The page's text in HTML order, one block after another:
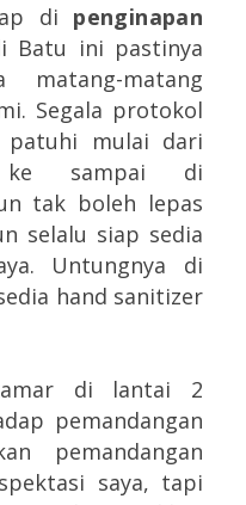
di penginapan
Batu ini pastinya
matang-matang
Segala protokol
patuhi mulai dari
ke sampai di
tak boleh lepas
selalu siap sedia
Untungnya di
hand sanitizer
di lantai 2
pemandangan
pemandangan
saya, tapi